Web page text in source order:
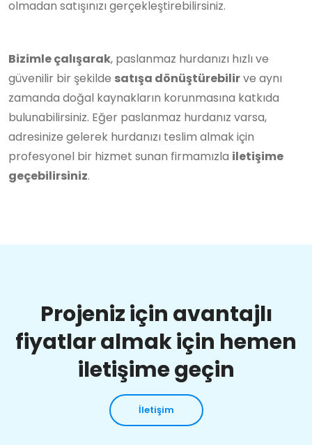
olmadan satışınızı gerçekleştirebilirsiniz.
Bizimle çalışarak, paslanmaz hurdanızı hızlı ve
güvenilir bir şekilde satışa dönüştürebilirve aynı
zamanda doğal kaynakların korunmasına katkıda
bulunabilirsiniz. Eğer paslanmaz hurdanız varsa,
adresinize gelerek hurdanızı teslim almak için
profesyonel bir hizmet sunan firmamızla iletişime
geçebilirsiniz.
Projeniz için avantajlı
fiyatlar almak için hemen
iletişime geçin
İletişim